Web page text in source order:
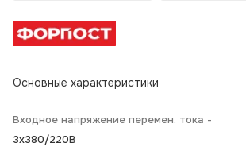
Основные характеристики
Входное напряжение перемен. тока -
3х380/220В